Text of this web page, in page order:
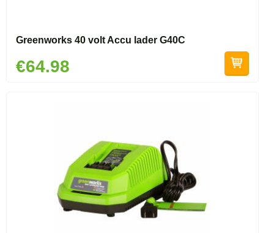
Greenworks 40 volt Accu lader G40C
€64.98